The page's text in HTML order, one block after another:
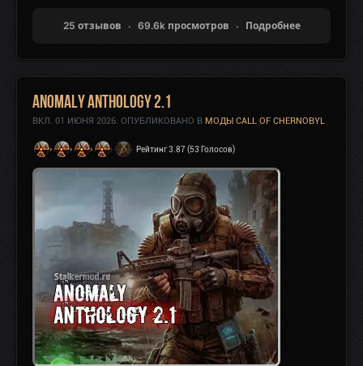
25 отзывов 69.6k просмотров Подробнее
Anomaly Anthology 2.1
ВКЛ. 01 ИЮНЯ 2026. ОПУБЛИКОВАНО В МОДЫ CALL OF CHERNOBYL
Рейтинг 3.87 (53 Голосов)